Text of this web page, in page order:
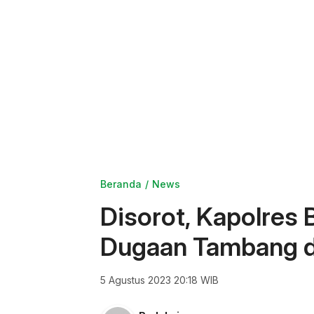
Beranda News
Disorot, Kapolres
Dugaan Tambang
5 Agustus 2023 20:18 WIB